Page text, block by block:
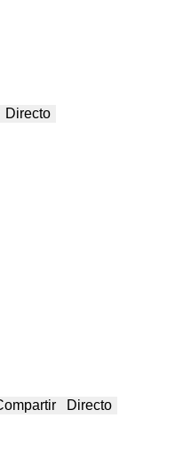
Directo
Directo